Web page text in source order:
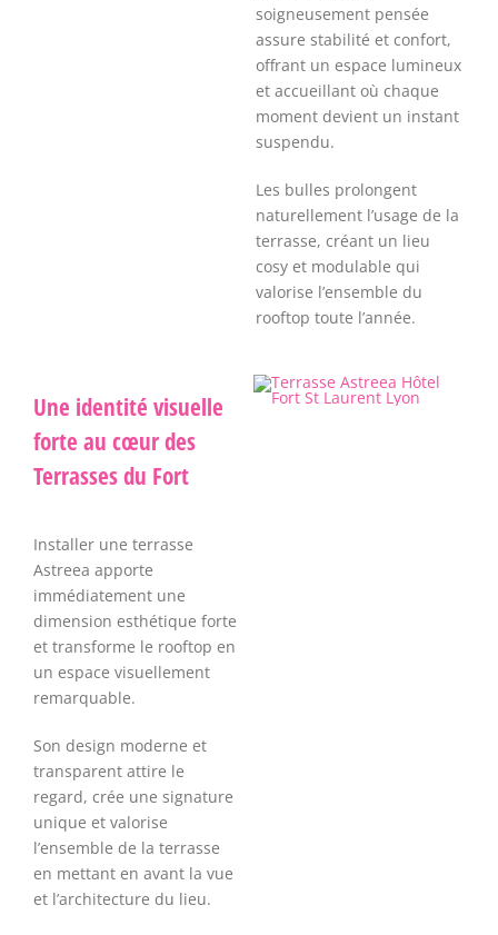
soigneusement pensée
assure stabilité et confort,
offrant un espace lumineux
et accueillant où chaque
moment devient un instant
suspendu.
Les bulles prolongent
naturellement l’usage de la
terrasse, créant un lieu
cosy et modulable qui
valorise l’ensemble du
rooftop toute l’année.
Une identité visuelle
forte au cœur des
Terrasses du Fort
Installer une terrasse
Astreea apporte
immédiatement une
dimension esthétique forte
et transforme le rooftop en
un espace visuellement
remarquable.
Son design moderne et
transparent attire le
regard, crée une signature
unique et valorise
l’ensemble de la terrasse
en mettant en avant la vue
et l’architecture du lieu.